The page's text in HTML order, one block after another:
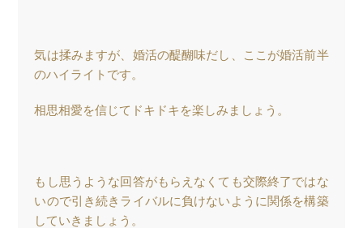
気は揉みますが、婚活の醍醐味だし、ここが婚活前半
のハイライトです。
相思相愛を信じてドキドキを楽しみましょう。
もし思うような回答がもらえなくても交際終了ではな
いので引き続きライバルに負けないように関係を構築
していきましょう。